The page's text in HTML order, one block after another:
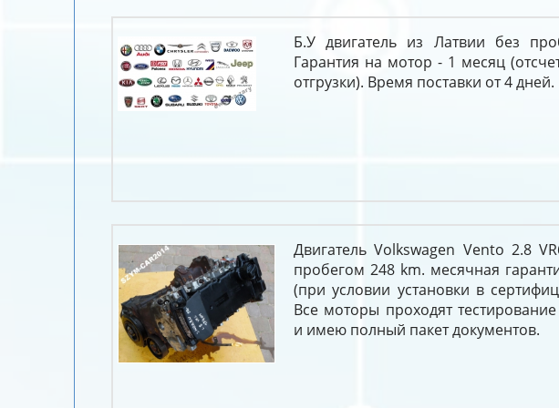
Б.У двигатель из Латвии без
Гарантия на мотор - 1 месяц
отгрузки). Время поставки от 4 дней.
Двигатель Volkswagen Vento 2.8
пробегом 248 km. месячная
(при условии установки в
Все моторы проходят
и имею полный пакет документов.